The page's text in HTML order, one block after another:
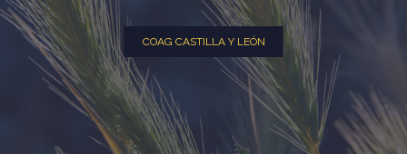
COAG CASTILLA Y LEÓN